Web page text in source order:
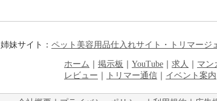
姉妹サイト： ペット美容用品仕入れサイト・トリマージ
ホーム 掲示板 YouTube 求人 マン
レビュー
トリマー通信 イベント案内